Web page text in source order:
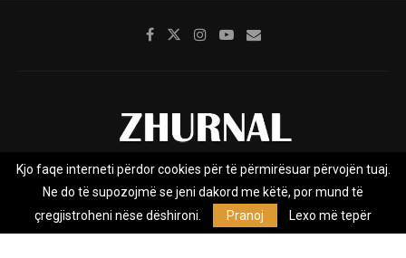
Rreth nesh Impresumi Marketing
Privacy Policy
Zhurnal.mk është Agjenci e Lajmeve e pavarur, e themeluar në vitin
Kjo faqe interneti përdor cookies për të përmirësuar përvojën tuaj.
Ne do të supozojmë se jeni dakord me këtë, por mund të
çregjistroheni nëse dëshironi.
Pranoj Lexo më tepër